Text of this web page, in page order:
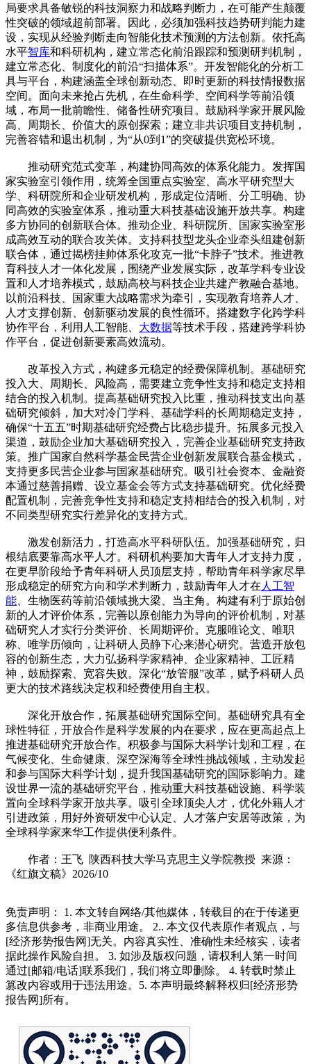
局要求具备敏锐的科技洞察力和战略判断力，在可能产生颠覆
性突破的领域超前部署。因此，必须加强科技趋势研判能力建
设，实现从经验判断走向智能化技术预测的方法创新。依托高
水平智库和科研机构，建立常态化前沿跟踪和预测研判机制，
建立常态化、制度化的前沿“扫描体系”。开发智能化的分析工
具与平台，构建涵盖全球创新动态、即时更新的科技情报数据
空间。面向未来抢占先机，在生命科学、空间科学等前沿领
域，布局一批前瞻性、储备性研究项目。鼓励科学家开展风险
高、周期长、价值大的原创探索；建立非共识项目支持机制，
完善容错和退出机制，为“从0到1”的突破提供宽松环境。
推动研究范式变革，构建协同高效的体系化能力。发挥国
家实验室引领作用，统筹全国重点实验室、高水平研究型大
学、科研院所和企业研发机构，形成定位清晰、分工明确、协
同高效的实验室体系，推动重大科技基础设施开放共享。构建
多方协同的创新联合体。推动企业、科研院所、国家实验室形
成高效互动的联合攻关体。支持科技型龙头企业牵头组建创新
联合体，通过揭榜挂帅体系化攻克一批“卡脖子”技术。推进教
育科技人才一体化发展，围绕产业发展实际，改革学科专业设
置和人才培养模式，鼓励高校与科技企业共建产教融合基地。
以前沿科技、国家重大战略需求为牵引，实现教育培养人才、
人才支撑创新、创新驱动发展的良性循环。搭建数字化跨学科
协作平台，利用人工智能、 大数据等技术手段，搭建跨学科协
作平台，促进创新要素高效流动。
改革投入方式，构建多元稳定的经费保障机制。基础研究
投入大、周期长、风险高，需要建立竞争性支持和稳定支持相
结合的投入机制。提高基础研究投入比重，推动科技支出向基
础研究倾斜，加大对冷门学科、基础学科的长周期稳定支持，
确保“十五五”时期基础研究经费占比稳步提升。拓展多元投入
渠道，鼓励企业加大基础研究投入，完善企业基础研究支持政
策。推广国家自然科学基金民营企业创新发展联合基金模式，
支持更多民营企业参与国家基础研究。吸引社会资本、金融资
本通过慈善捐赠、设立基金会等方式支持基础研究。优化经费
配置机制，完善竞争性支持和稳定支持相结合的投入机制，对
不同类型研究实行差异化的支持方式。
激发创新活力，打造高水平科研队伍。加强基础研究，归
根结底要靠高水平人才。科研机构要加大青年人才支持力度，
在更早阶段给予青年科研人员顶层支持，帮助青年科学家尽早
形成稳定的研究方向和学术判断力，鼓励青年人才在 人工智
能 、生物医药等前沿领域挑大梁、当主角。构建有利于原始创
新的人才评价体系，完善以原创能力为导向的评价机制，对基
础研究人才实行分类评价、长周期评价。克服唯论文、唯职
称、唯学历倾向，让科研人员静下心来潜心研究。营造开放包
容的创新生态，大力弘扬科学家精神、企业家精神、工匠精
神，鼓励探索、宽容失败。深化“放管服”改革，赋予科研人员
更大的技术路线决定权和经费使用自主权。
深化开放合作，拓展基础研究国际空间。基础研究具有全
球性特征，开放合作是科学发展的内在要求，应在更高起点上
推进基础研究开放合作。积极参与国际大科学计划和工程，在
气候变化、生命健康、深空深海等全球性挑战领域，主动发起
和参与国际大科学计划，提升我国基础研究的国际影响力。建
设世界一流的基础研究平台，推动重大科技基础设施、科学装
置向全球科学家开放共享。吸引全球顶尖人才，优化外籍人才
引进政策，用好外资研发中心认定、人才落户安居等政策，为
全球科学家来华工作提供便利条件。
作者：王飞 陕西科技大学马克思主义学院教授 来源：
《红旗文稿》2026/10
免责声明： 1. 本文转自网络/其他媒体，转载目的在于传递更
多信息供参考，非商业用途。 2.. 本文仅代表原作者观点，与
[经济形势报告网]无关。内容真实性、准确性未经核实，读者
据此操作风险自担。 3. 如涉及版权问题，请权利人第一时间
通过[邮箱/电话]联系我们，我们将立即删除。 4. 转载时禁止
篡改内容或用于违法用途。5. 本声明最终解释权归[经济形势
报告网]所有。